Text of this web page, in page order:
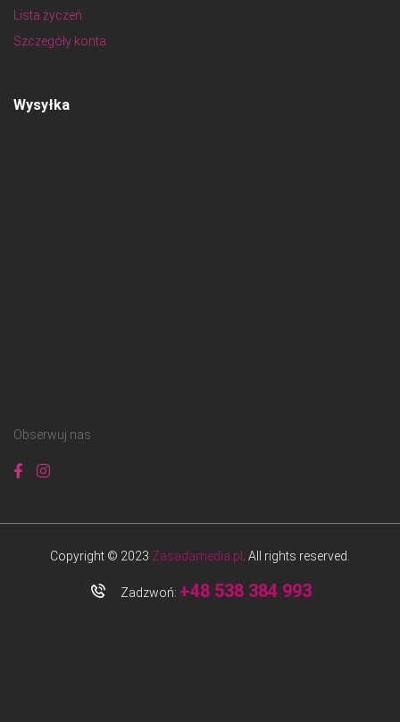
Lista życzeń
Szczegóły konta
Wysyłka
Obserwuj nas
Copyright © 2023 Zasadamedia.pl . All rights reserved.
Zadzwoń: +48 538 384 993